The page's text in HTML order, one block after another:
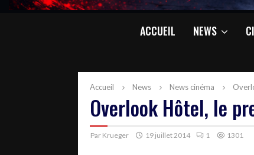
ACCUEIL NEWS
Accueil News News cinéma
Overlook Hôtel, le
Par Krueger 19 juillet 2014 1 1301